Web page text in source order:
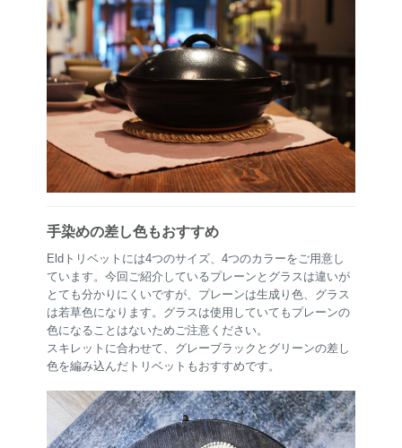
手染めの差し色もおすすめ
Eldトリベットには4つのサイズ、4つのカラーをご用意し
ています。今回ご紹介しているプレーンとグラスは違いが
とても分かりにくいですが、プレーンは生成り色、グラス
は若草色になります。グラスは使用していてもプレーンの
色になることはないためご注意ください。
スキレットに合わせて、グレーブラックとグリーンの差し
色を編み込んだトリベットもおすすめです。